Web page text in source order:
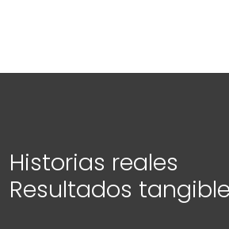
Historias reales
Resultados